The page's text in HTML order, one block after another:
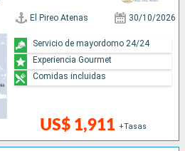
El Pireo Atenas 30/10/2026
US$ 1,911 +Tasas
Servicio de mayordomo 24/24
Experiencia Gourmet
Comidas incluidas